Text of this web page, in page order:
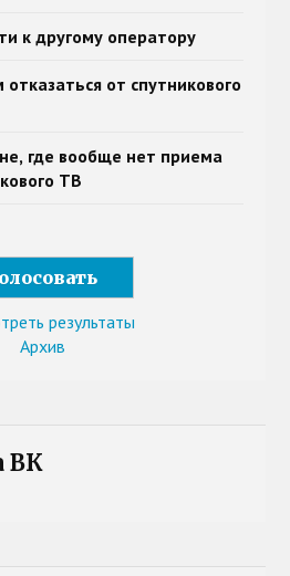
к другому оператору
от спутникового
где вообще нет приема
ТВ
результаты
Архив
ВК